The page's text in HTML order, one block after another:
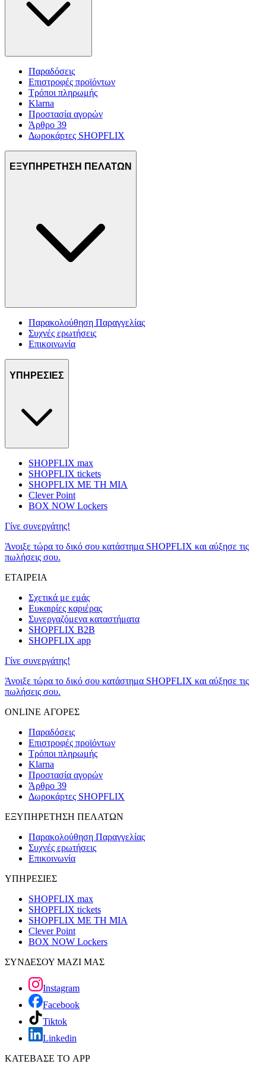
Παραδόσεις
Επιστροφές προϊόντων
Τρόποι πληρωμής
Klarna
Προστασία αγορών
Άρθρο 39
Δωροκάρτες SHOPFLIX
ΕΞΥΠΗΡΕΤΗΣΗ ΠΕΛΑΤΩΝ
Παρακολούθηση Παραγγελίας
Συχνές ερωτήσεις
Επικοινωνία
ΥΠΗΡΕΣΙΕΣ
SHOPFLIX max
SHOPFLIX tickets
SHOPFLIX ΜΕ ΤΗ ΜΙΑ
Clever Point
BOX NOW Lockers
Γίνε συνεργάτης!
Άνοιξε τώρα το δικό σου κατάστημα SHOPFLIX και αύξησε τις
πωλήσεις σου.
ΕΤΑΙΡΕΙΑ
Σχετικά με εμάς
Ευκαιρίες καριέρας
Συνεργαζόμενα καταστήματα
SHOPFLIX B2B
SHOPFLIX app
Γίνε συνεργάτης!
Άνοιξε τώρα το δικό σου κατάστημα SHOPFLIX και αύξησε τις
πωλήσεις σου.
ONLINE ΑΓΟΡΕΣ
Παραδόσεις
Επιστροφές προϊόντων
Τρόποι πληρωμής
Klarna
Προστασία αγορών
Άρθρο 39
Δωροκάρτες SHOPFLIX
ΕΞΥΠΗΡΕΤΗΣΗ ΠΕΛΑΤΩΝ
Παρακολούθηση Παραγγελίας
Συχνές ερωτήσεις
Επικοινωνία
ΥΠΗΡΕΣΙΕΣ
SHOPFLIX max
SHOPFLIX tickets
SHOPFLIX ΜΕ ΤΗ ΜΙΑ
Clever Point
BOX NOW Lockers
ΣΥΝΔΕΣΟΥ ΜΑΖΙ ΜΑΣ
Instagram
Facebook
Tiktok
Linkedin
ΚΑΤΕΒΑΣΕ ΤΟ APP